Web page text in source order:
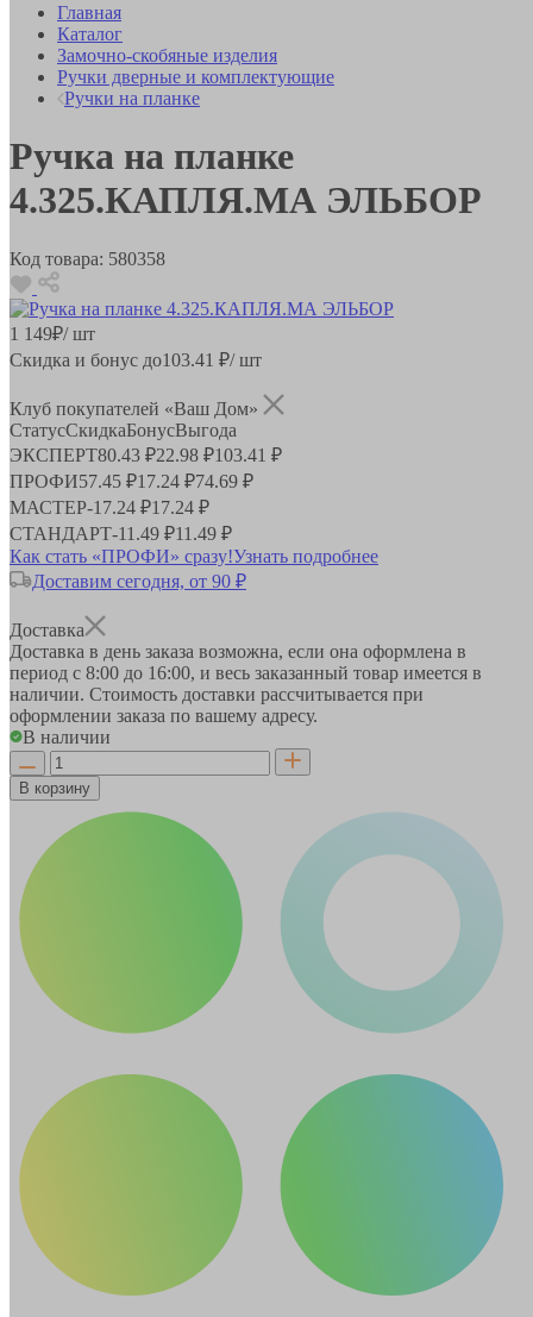
Главная
Каталог
Замочно-скобяные изделия
Ручки дверные и комплектующие
Ручки на планке
Ручка на планке
4.325.КАПЛЯ.МА ЭЛЬБОР
Код товара: 580358
1 149₽/ шт
Скидка и бонус до103.41 ₽/ шт
Клуб покупателей «Ваш Дом»
СтатусСкидкаБонусВыгода
ЭКСПЕРТ80.43 ₽22.98 ₽103.41 ₽
ПРОФИ57.45 ₽17.24 ₽74.69 ₽
МАСТЕР-17.24 ₽17.24 ₽
СТАНДАРТ-11.49 ₽11.49 ₽
Как стать «ПРОФИ» сразу!Узнать подробнее
Доставим сегодня, от 90 ₽
Доставка
Доставка в день заказа возможна, если она оформлена в
период с 8:00 до 16:00, и весь заказанный товар имеется в
наличии. Стоимость доставки рассчитывается при
оформлении заказа по вашему адресу.
В наличии
В корзину